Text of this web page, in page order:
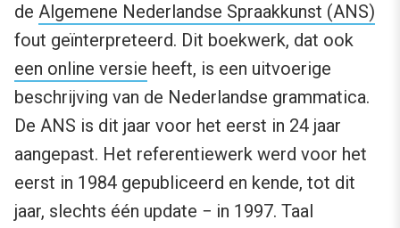
de Algemene Nederlandse Spraakkunst (ANS)
fout geïnterpreteerd. Dit boekwerk, dat ook
een online versie heeft, is een uitvoerige
beschrijving van de Nederlandse grammatica.
De ANS is dit jaar voor het eerst in 24 jaar
aangepast. Het referentiewerk werd voor het
eerst in 1984 gepubliceerd en kende, tot dit
jaar, slechts één update − in 1997. Taal